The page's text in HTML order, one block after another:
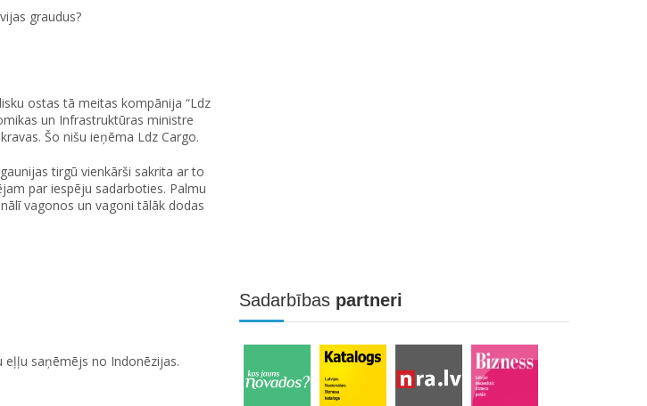
graudus?
ostas tā meitas kompānija “Ldz
un Infrastruktūras ministre
Šo nišu ieņēma Ldz Cargo.
tirgū vienkārši sakrita ar to
par iespēju sadarboties. Palmu
vagonos un vagoni tālāk dodas
eļļu saņēmējs no Indonēzijas.
Sadarbības partneri